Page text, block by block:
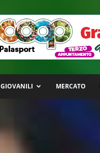
GIOVANILI MERCATO